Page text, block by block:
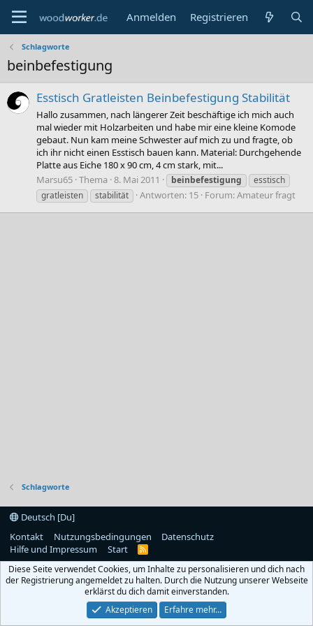
Anmelden Registrieren
Schlagworte
beinbefestigung
Esstisch Gratleisten Beinbefestigung Stabilität
Hallo zusammen, nach längerer Zeit beschäftige ich mich auch
mal wieder mit Holzarbeiten und habe mir eine kleine Komode
gebaut. Nun kam meine Schwester auf mich zu und fragte, ob
ich ihr nicht einen Esstisch bauen kann. Material: Durchgehende
Platte aus Eiche 180 x 90 cm, 4 cm stark, mit...
Marsu65 Thema 8. Mai 2011 beinbefestigung
esstisch
gratleisten
stabilität Antworten: 15 Forum:Amateur fragt
Schlagworte
Deutsch [Du]
Kontakt
Nutzungsbedingungen
Datenschutz
Hilfe und Impressum
Start
R
S
Diese Seite verwendet Cookies, um Inhalte zu personalisieren und dich nach
der Registrierung angemeldet zu halten. Durch die Nutzung unserer Webseite
erklärst du dich damit einverstanden.
Akzeptieren
Erfahre mehr…